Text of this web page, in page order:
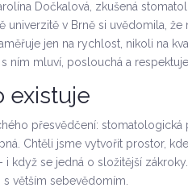
Dočkalová, zkušená
univerzitě v Brně si uvědomila,
jen na rychlost, nikoli na
ním mluví, poslouchá a respektuje.
existuje
přesvědčení:
Chtěli jsme vytvořit prostor,
když se jedná o složitější
větším sebevědomím.